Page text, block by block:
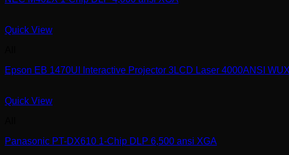
Quick View
Epson EB 1470UI Interactive Projector 3LCD Laser 4000ANSI
Quick View
Panasonic PT-DX610 1-Chip DLP 6,500 ansi XGA